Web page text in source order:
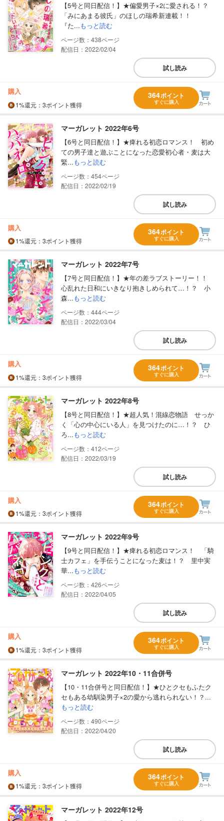
【5号と同日配信！】★偏愛男子×2に愛される！？
「みにあまる彼氏」のほしの瑞希新連載！！
『た...もっと読む
438
配信日：2022/02/04
試し読み
購入
1%還元 ：3ポイント獲得
364ポイント
すぐに購入
マーガレット 2022年6号
【6号と同日配信！】★痺れる初恋ロマンス！ 初め
ての男子達と遊ぶことになった恋愛初心者・麦は大
緊...もっと読む
454
配信日：2022/02/19
試し読み
購入
1%還元 ：3ポイント獲得
364ポイント
すぐに購入
マーガレット 2022年7号
【7号と同日配信！】★年の差ラブストーリー！！
心乱れた日和にいきなり抱きしめられて…！？ 小
森...もっと読む
444
配信日：2022/03/04
試し読み
購入
1%還元 ：3ポイント獲得
364ポイント
すぐに購入
マーガレット 2022年8号
【8号と同日配信！】★超人気！混線恋物語 せっか
く「心の中心にいる人」を見つけたのに…！？ ひ
ろ...もっと読む
412
配信日：2022/03/19
試し読み
購入
1%還元 ：3ポイント獲得
364ポイント
すぐに購入
マーガレット 2022年9号
【9号と同日配信！】★痺れる初恋ロマンス！ 「騎
士カフェ」を手伝うことになった麦は！？ 里中実
華...もっと読む
426
配信日：2022/04/05
試し読み
購入
1%還元 ：3ポイント獲得
364ポイント
すぐに購入
マーガレット 2022年10・11合併号
【10・11合併号と同日配信！】★ひとクセもふたク
セもある幼馴染男子×2の愛から逃れられない！？...
もっと読む
490
配信日：2022/04/20
試し読み
購入
1%還元 ：3ポイント獲得
364ポイント
すぐに購入
マーガレット 2022年12号